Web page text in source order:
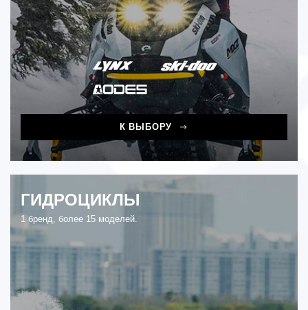
К ВЫБОРУ
ГИДРОЦИКЛЫ
1 бренд, более 15 моделей.